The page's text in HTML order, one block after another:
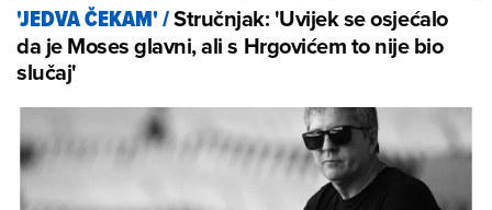
'JEDVA ČEKAM'/Stručnjak: 'Uvijek se osjećalo
da je Moses glavni, ali s Hrgovićem to nije bio
slučaj'